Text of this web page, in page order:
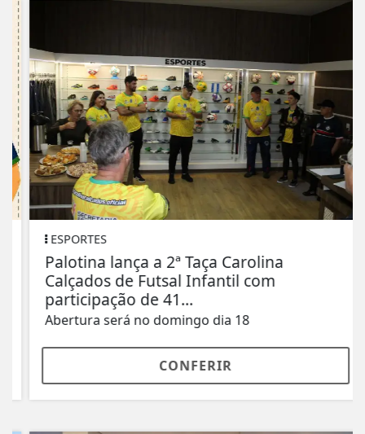
ESPORTES
Palotina lança a 2ª Taça Carolina
Calçados de Futsal Infantil com
participação de 41...
Abertura será no domingo dia 18
CONFERIR